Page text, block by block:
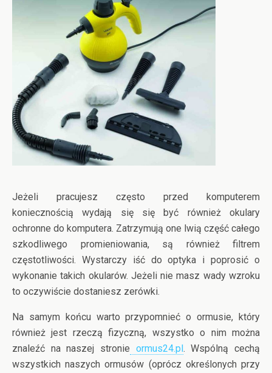
Jeżeli pracujesz często przed komputerem
koniecznością wydają się się być również okulary
ochronne do komputera. Zatrzymują one lwią część całego
szkodliwego promieniowania, są również filtrem
częstotliwości. Wystarczy iść do optyka i poprosić o
wykonanie takich okularów. Jeżeli nie masz wady wzroku
to oczywiście dostaniesz zerówki.
Na samym końcu warto przypomnieć o ormusie, który
również jest rzeczą fizyczną, wszystko o nim można
znaleźć na naszej stronie ormus24.pl. Wspólną cechą
wszystkich naszych ormusów (oprócz określonych przy